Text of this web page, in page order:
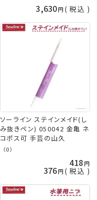
3,630 税込
ソーライン ステインメイド(し
み抜きペン) 050042 金亀 ネ
コポス可 手芸の山久
（0）
418
376 税込